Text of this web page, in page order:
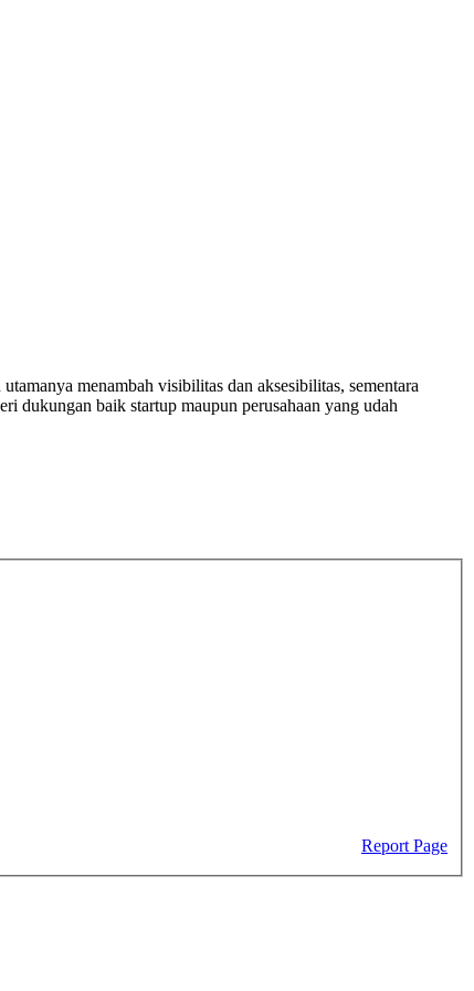
menambah visibilitas dan aksesibilitas, sementara
dukungan baik startup maupun perusahaan yang udah
Report Page